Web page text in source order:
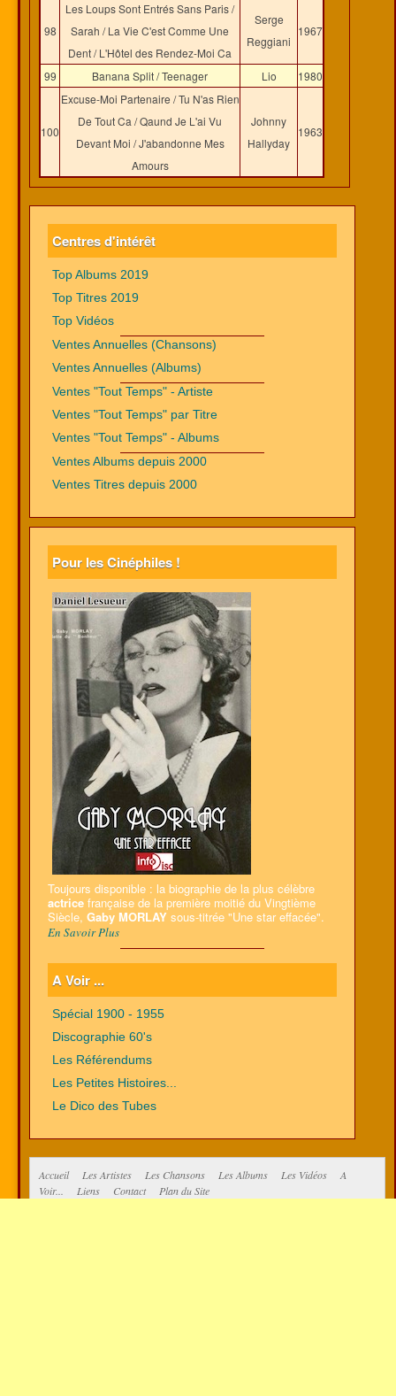
98
Les Loups Sont Entrés Sans Paris /
Sarah / La Vie C'est Comme Une
Dent / L'Hôtel des Rendez-Moi Ca
Serge
Reggiani
1967
99 Banana Split / Teenager Lio 1980
100
Excuse-Moi Partenaire / Tu N'as Rien
De Tout Ca / Qaund Je L'ai Vu
Devant Moi / J'abandonne Mes
Amours
Johnny
Hallyday
1963
Centres d'intérêt
Top Albums 2019
Top Titres 2019
Top Vidéos
Ventes Annuelles (Chansons)
Ventes Annuelles (Albums)
Ventes "Tout Temps" - Artiste
Ventes "Tout Temps" par Titre
Ventes "Tout Temps" - Albums
Ventes Albums depuis 2000
Ventes Titres depuis 2000
Pour les Cinéphiles !
Toujours disponible : la biographie de la plus célèbre
actrice française de la première moitié du Vingtième
Siècle, Gaby MORLAY sous-titrée "Une star effacée".
En Savoir Plus
A Voir ...
Spécial 1900 - 1955
Discographie 60's
Les Référendums
Les Petites Histoires...
Le Dico des Tubes
Accueil Les Artistes Les Chansons Les Albums Les Vidéos
A
Voir...
Liens Contact Plan du Site